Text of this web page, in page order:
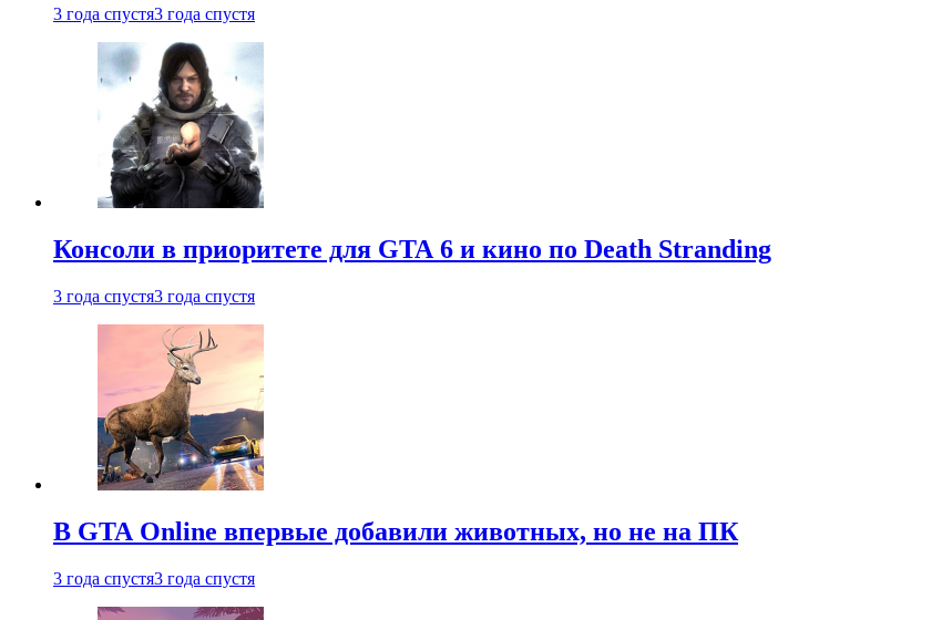
3 года спустя3 года спустя
Консоли в приоритете для GTA 6 и кино по Death Stranding
3 года спустя3 года спустя
В GTA Online впервые добавили животных, но не на ПК
3 года спустя3 года спустя